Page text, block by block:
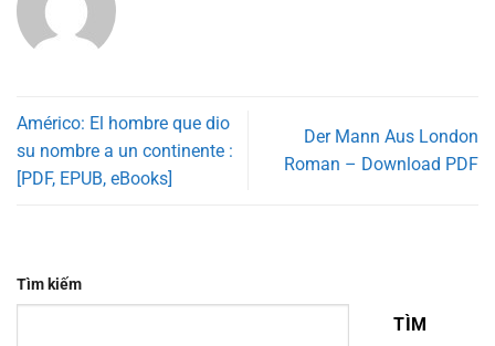
Américo: El hombre que dio
su nombre a un continente :
[PDF, EPUB, eBooks]
Der Mann Aus London
Roman – Download PDF
Tìm kiếm
TÌM